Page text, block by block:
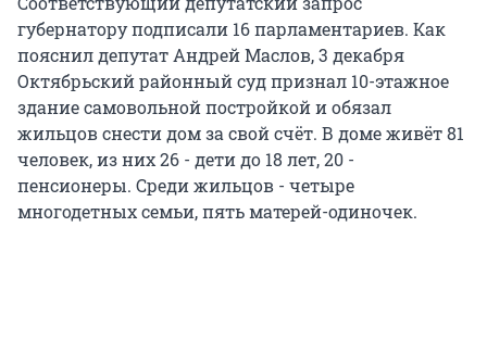
губернатору подписали 16 парламентариев. Как
пояснил депутат Андрей Маслов, 3 декабря
Октябрьский районный суд признал 10-этажное
здание самовольной постройкой и обязал
жильцов снести дом за свой счёт. В доме живёт 81
человек, из них 26 - дети до 18 лет, 20 -
пенсионеры. Среди жильцов - четыре
многодетных семьи, пять матерей-одиночек.